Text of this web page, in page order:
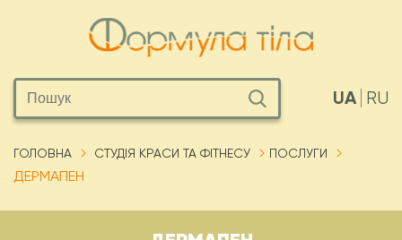
RU
UA
ГОЛОВНА СТУДІЯ КРАСИ ТА ФІТНЕСУ ПОСЛУГИ
ДЕРМАПЕН